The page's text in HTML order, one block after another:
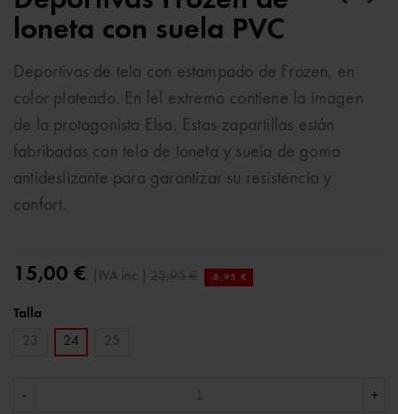
loneta con suela PVC
Deportivas de tela con estampado de Frozen, en
color plateado. En lel extremo contiene la imagen
de la protagonista Elsa. Estas zapartillas están
fabribadas con tela de loneta y suela de goma
antideslizante para garantizar su resistencia y
confort.
15,00 € (IVA inc.) 23,95 € -8,95 €
Talla
23
24 25
- +